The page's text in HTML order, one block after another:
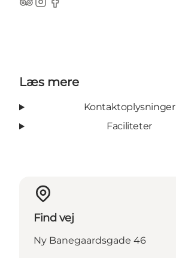
TripAdvisor
Instagram
Facebook
Læs mere
Kontaktoplysninger
Faciliteter
Find vej
Ny Banegaardsgade 46